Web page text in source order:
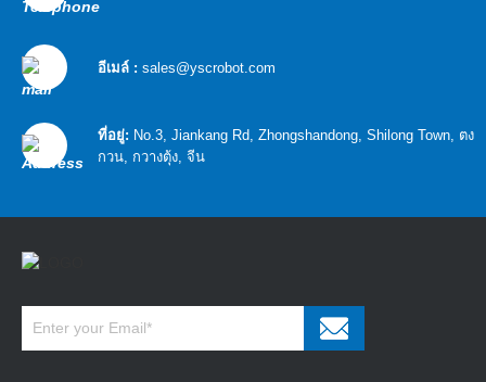
อีเมล์ : sales@yscrobot.com
ที่อยู่: No.3, Jiankang Rd, Zhongshandong, Shilong Town, ตง
กวน, กวางตุ้ง, จีน